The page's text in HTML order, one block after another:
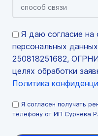
Я даю согласие на
персональных
250818251682,
целях обработки
Политика
Я согласен получать
телефону от ИП Сурнева